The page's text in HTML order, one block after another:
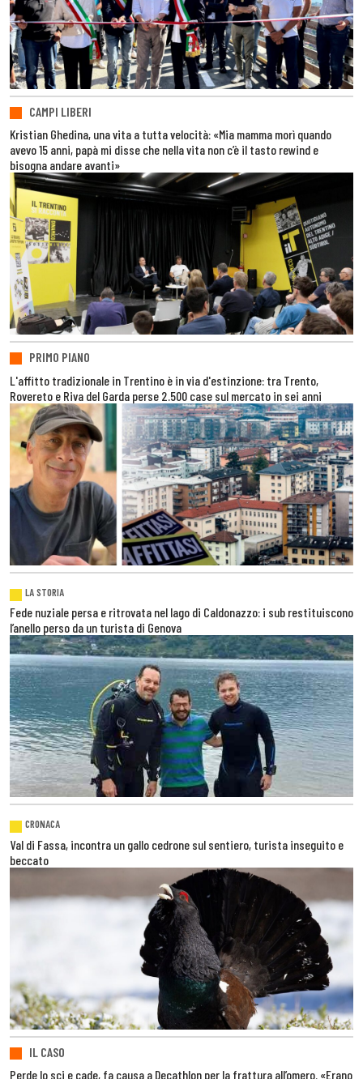
CAMPI LIBERI
Kristian Ghedina, una vita a tutta velocità: «Mia mamma morì quando
avevo 15 anni, papà mi disse che nella vita non c’è il tasto rewind e
bisogna andare avanti»
PRIMO PIANO
L'affitto tradizionale in Trentino è in via d'estinzione: tra Trento,
Rovereto e Riva del Garda perse 2.500 case sul mercato in sei anni
LA STORIA
Fede nuziale persa e ritrovata nel lago di Caldonazzo: i sub restituiscono
l’anello perso da un turista di Genova
CRONACA
Val di Fassa, incontra un gallo cedrone sul sentiero, turista inseguito e
beccato
IL CASO
Perde lo sci e cade, fa causa a Decathlon per la frattura all’omero. «Erano